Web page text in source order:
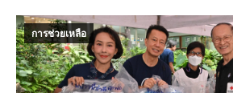
การช่วยเหลือ